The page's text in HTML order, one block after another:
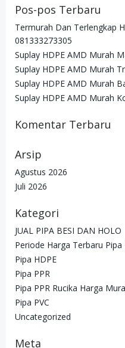
Pos-pos Terbaru
Termurah Dan Terlengkap
081333273305
Suplay HDPE AMD Murah
Suplay HDPE AMD Murah
Suplay HDPE AMD Murah
Suplay HDPE AMD Murah
Komentar Terbaru
Arsip
Agustus 2026
Juli 2026
Kategori
JUAL PIPA BESI DAN HOLO
Periode Harga Terbaru Pipa
Pipa HDPE
Pipa PPR
Pipa PPR Rucika Harga
Pipa PVC
Uncategorized
Meta